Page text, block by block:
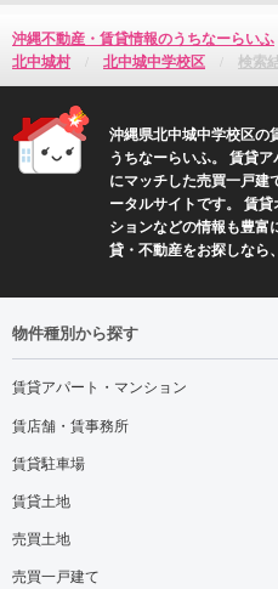
沖縄不動産・賃貸情報のうちなーらいふ
北中城村
北中城中学校区 検索
沖縄県北中城中学校区の
うちなーらいふ。 賃貸
にマッチした売買一戸建
ータルサイトです。 賃
ションなどの情報も豊富
貸・不動産をお探しなら
物件種別から探す
賃貸アパート・マンション
賃店舗・賃事務所
賃貸駐車場
賃貸土地
売買土地
売買一戸建て